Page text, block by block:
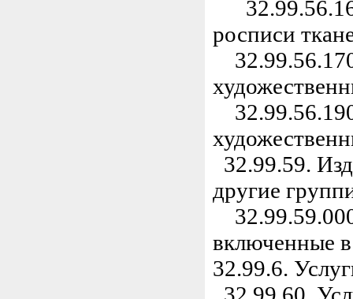
росписи
32.99.59.
другие
включенные
32.99.6.